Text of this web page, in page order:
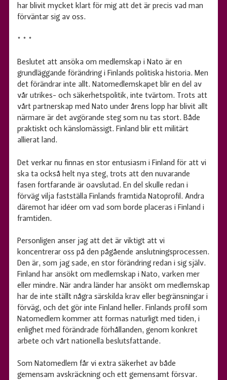
har blivit mycket klart för mig att det är precis vad man
förväntar sig av oss.
* * *
Beslutet att ansöka om medlemskap i Nato är en
grundläggande förändring i Finlands politiska historia. Men
det förändrar inte allt. Natomedlemskapet blir en del av
vår utrikes- och säkerhetspolitik, inte tvärtom. Trots att
vårt partnerskap med Nato under årens lopp har blivit allt
närmare är det avgörande steg som nu tas stort. Både
praktiskt och känslomässigt. Finland blir ett militärt
allierat land.
Det verkar nu finnas en stor entusiasm i Finland för att vi
ska ta också helt nya steg, trots att den nuvarande
fasen fortfarande är oavslutad. En del skulle redan i
förväg vilja fastställa Finlands framtida Natoprofil. Andra
däremot har idéer om vad som borde placeras i Finland i
framtiden.
Personligen anser jag att det är viktigt att vi
koncentrerar oss på den pågående anslutningsprocessen.
Den är, som jag sade, en stor förändring redan i sig själv.
Finland har ansökt om medlemskap i Nato, varken mer
eller mindre. När andra länder har ansökt om medlemskap
har de inte ställt några särskilda krav eller begränsningar i
förväg, och det gör inte Finland heller. Finlands profil som
Natomedlem kommer att formas naturligt med tiden, i
enlighet med förändrade förhållanden, genom konkret
arbete och vårt nationella beslutsfattande.
Som Natomedlem får vi extra säkerhet av både
gemensam avskräckning och ett gemensamt försvar.